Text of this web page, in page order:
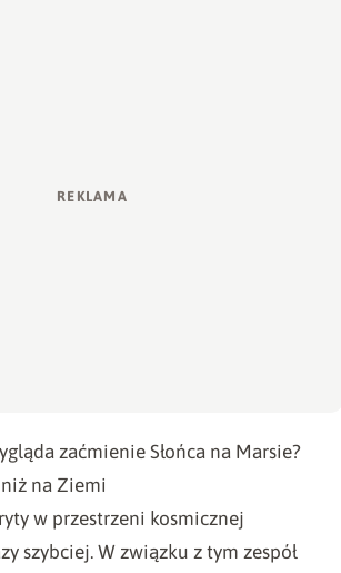
zaćmienie Słońca na Marsie?
na Ziemi
w przestrzeni kosmicznej
szybciej. W związku z tym zespół